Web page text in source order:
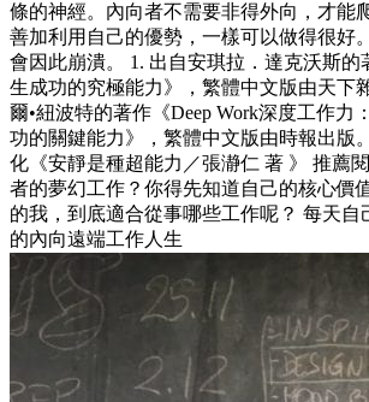
條的神經。內向者不需要非得外向，才能
善加利用自己的優勢，一樣可以做得很好
會因此崩潰。 1. 出自安琪拉．達克沃斯的
生成功的究極能力》，繁體中文版由天下
爾•紐波特的著作《Deep Work深度工作力
功的關鍵能力》，繁體中文版由時報出版
化《安靜是種超能力／張瀞仁 著 》 推薦
者的夢幻工作？你得先知道自己的核心價
的我，到底適合從事哪些工作呢？ 每天自
的內向遠端工作人生